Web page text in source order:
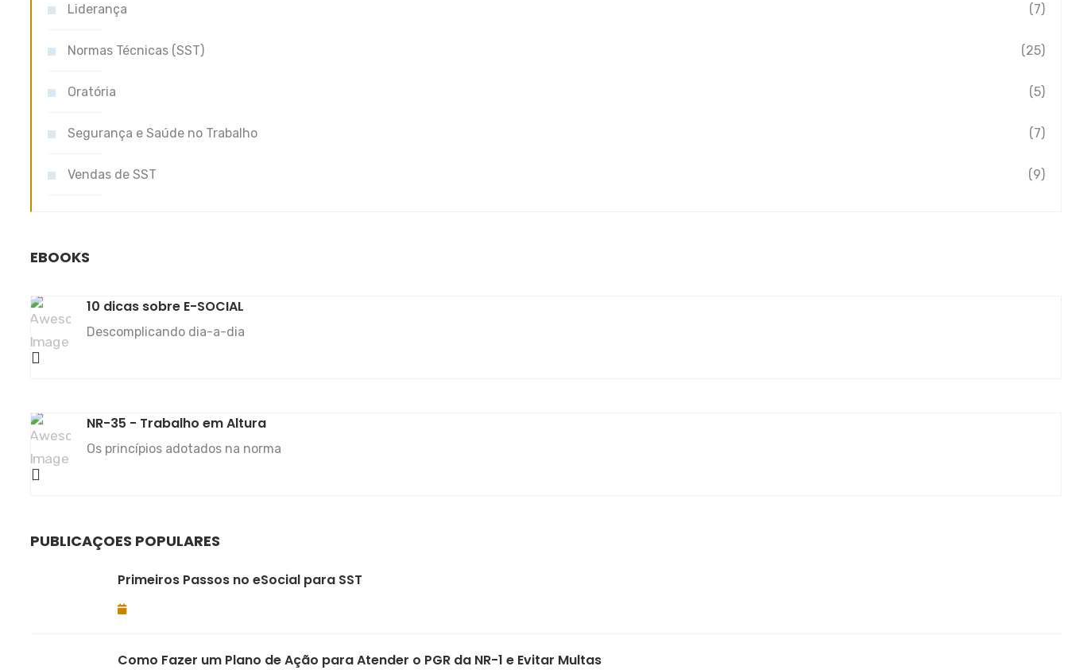
Liderança (7)
Normas Técnicas (SST) (25)
Oratória (5)
Segurança e Saúde no Trabalho (7)
Vendas de SST (9)
EBOOKS
10 dicas sobre E-SOCIAL
Descomplicando dia-a-dia
NR-35 - Trabalho em Altura
Os princípios adotados na norma
PUBLICAÇÕES POPULARES
Primeiros Passos no eSocial para SST
Como Fazer um Plano de Ação para Atender o PGR da NR-1 e Evitar Multas